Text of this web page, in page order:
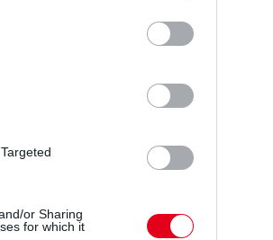
or Sharing
for which it
maradt a